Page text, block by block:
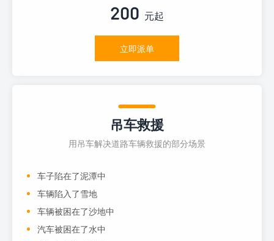
200 元起
立即派单
吊车救援
用吊车解决道路车辆救援的部分场景
车子陷在了泥潭中
车辆陷入了雪地
车辆被困在了沙地中
汽车被困在了水中